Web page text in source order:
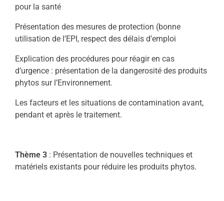
pour la santé
Présentation des mesures de protection (bonne
utilisation de l’EPI, respect des délais d’emploi
Explication des procédures pour réagir en cas
d’urgence : présentation de la dangerosité des produits
phytos sur l’Environnement.
Les facteurs et les situations de contamination avant,
pendant et après le traitement.
Thème 3 : Présentation de nouvelles techniques et
matériels existants pour réduire les produits phytos.